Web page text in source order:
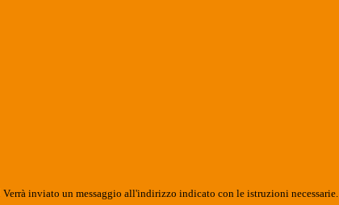
Verrà inviato un messaggio all'indirizzo indicato con le istruzioni necessarie.